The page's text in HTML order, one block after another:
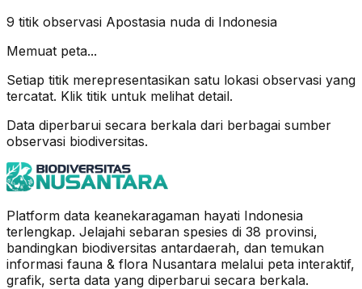
9 titik observasi Apostasia nuda di Indonesia
Memuat peta...
Setiap titik merepresentasikan satu lokasi observasi yang
tercatat. Klik titik untuk melihat detail.
Data diperbarui secara berkala dari berbagai sumber
observasi biodiversitas.
Platform data keanekaragaman hayati Indonesia
terlengkap. Jelajahi sebaran spesies di 38 provinsi,
bandingkan biodiversitas antardaerah, dan temukan
informasi fauna & flora Nusantara melalui peta interaktif,
grafik, serta data yang diperbarui secara berkala.